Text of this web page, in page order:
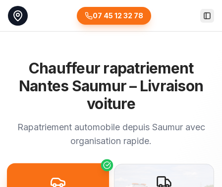
07 45 12 32 78
Chauffeur rapatriement
Nantes Saumur – Livraison
voiture
Rapatriement automobile depuis Saumur avec
organisation rapide.